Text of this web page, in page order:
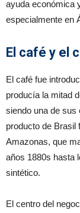
ayuda económica
especialmente en
El café y el
El café fue
producía la mitad
siendo una de sus
producto de Brasil
Amazonas, que
años 1880s hasta
sintético.
El centro del